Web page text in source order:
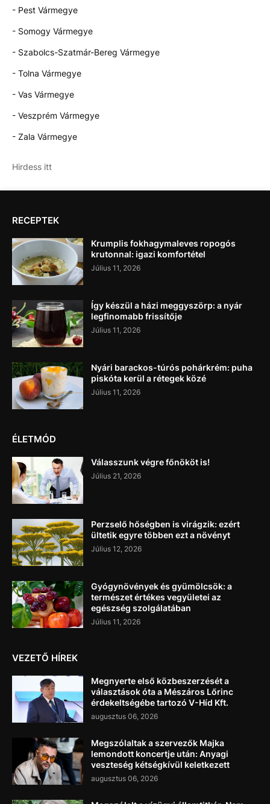
- Pest Vármegye
- Somogy Vármegye
- Szabolcs-Szatmár-Bereg Vármegye
- Tolna Vármegye
- Vas Vármegye
- Veszprém Vármegye
- Zala Vármegye
Hirdess itt
RECEPTEK
Krumplis fokhagymaleves ropogós
krutonnal: igazi komfortétel
Július 11, 2026
Így készül a házi meggyszörp: a nyár
legfinomabb frissítője
Július 11, 2026
Nyári barackos-túrós pohárkrém: puha
piskóta kerül a rétegek közé
Július 11, 2026
ÉLETMÓD
Válasszunk végre főnököt is!
Július 21, 2026
Perzselő hőségben is virágzik: ezért
ültetik egyre többen ezt a növényt
Július 12, 2026
Gyógynövények és gyümölcsök: a
természet értékes vegyületei az
egészség szolgálatában
Július 11, 2026
VEZETŐ HÍREK
Megnyerte első közbeszerzését a
választások óta a Mészáros Lőrinc
érdekeltségébe tartozó V-Híd Kft.
augusztus 06, 2026
Megszólaltak a szervezők Majka
lemondott koncertje után: Anyagi
veszteség kétségkívül keletkezett
augusztus 06, 2026